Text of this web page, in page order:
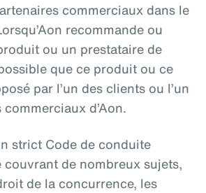
commerciaux dans le
recommande ou
ou un prestataire de
que ce produit ou ce
par l’un des clients ou l’un
d’Aon.
strict Code de conduite
de nombreux sujets,
de la concurrence, les